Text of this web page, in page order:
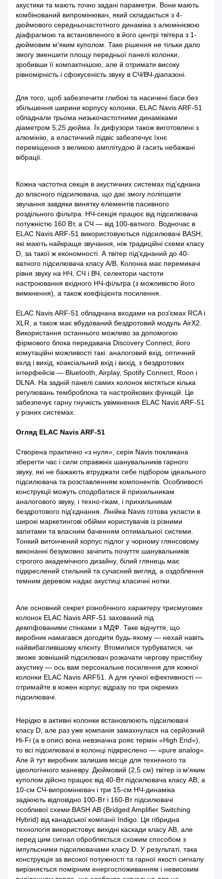
акустики та мають точно задані параметри. Вони мають
комбінований випромінювач, який складається з 4-
дюймового середньочастотного динаміка з алюмінієвою
діафрагмою та встановленого в його центрі твітера з 1-
дюймовим м'яким куполом. Таке рішення не тільки дало
змогу зменшити площу передньої панелі колонки,
зробивши її компактнішою, але й отримати високу
рівномірність і сфокусеність звуку в СЧ/ВЧ-діапазоні.
Для того, щоб забезпечити глибокі та насичені баси без
збільшення ширини корпусу колонки, ELAC Navis ARF-51
обладнали трьома низькочастотними динаміками
діаметром 5,25 дюйма. Їх дифузори також виготовлені з
алюмінію, а еластичний підвіс забезпечує їхнє
переміщення з великою амплітудою й гасить небажані
вібрації.
Кожна частотна секція в акустичних системах під'єднана
до власного підсилювача, що дає змогу поліпшити
звучання завдяки винятку елементів пасивного
роздільного фільтра. НЧ-секція працює від підсилювача
потужністю 160 Вт, а СЧ — від 100-ватного. Водночас в
ELAC Navis ARF-51 використовуються підсилювачі BASH,
які мають найкраще звучання, ніж традиційні схеми класу
D, за такої ж економності. А твітер під'єднаний до 40-
ватного підсилювача класу A/B. Колонка має перемикачі
рівня звуку на НЧ, СЧ і ВЧ, селектори частоти
настроювання вхідного НЧ-фільтра (з можливістю його
вимкнення), а також коефіцієнта посилення.
ELAC Navis ARF-51 обладнана входами на роз'ємах RCA і
XLR, а також має вбудований бездротовий модуль AirX2.
Використання останнього можливо за допомогою
фірмового блока передавача Discovery Connect, його
комутаційні можливості такі: аналоговий вхід, оптичний
вхлд і вихід, коаксіальний вхід і вихід, з бездротових
інтерфейсів — Bluetooth, Airplay, Spotify Connect, Roon і
DLNA. На задній панелі самих колонок містяться кілька
регулювань темброблока та настройкових функцій. Це
забезпечує гарну гнучкість увімкнення ELAC Navis ARF-51
у різних системах.
Огляд ELAC Navis ARF-51
Створена практично «з нуля», серія Navis покликана
зберегти час і сили справжніх шанувальників гарного
звуку, які не бажають втруджати себе підбором ідеального
підсилювача та розставленням компонентів. Особливості
конструкції можуть сподобатися й прихильникам
аналогового звуку, і техно-гікам, і прихильникам
бездротового під'єднання. Лінійка Navis готова укласти в
широкі маркетингові обійми користувачів із різними
запитами та власним баченням оптимальної системи.
Тонкий витончений корпус підлог у чорному глянсовому
виконанні безумовно зачіпить почуття шанувальників
строгого академічного дизайну, білий глянець має
підкреслений стильний та сучасний вигляд, а оздоблення
темним деревом надає акустиці класичні нотки.
Але основний секрет різнобічного характеру трисмугових
колонок ELAC Navis ARF-51 захований під
демпфованими стінками з МДФ. Таке відчуття, що
виробник намагався догодити будь-якому — нехай навіть
найвибагливішому клієнту. Втомилися турбуватися, чи
зможе зовнішній підсилювач розкачати чергову пристібну
акустику — ось вам персональне посилення для кожної
колонки ELAC Navis ARF51. А для гучної ефективності —
отримайте в кожен корпус відразу по три окремих
підсилювачі.
Нерідко в активні колонки встановлюють підсилювачі
класу D, але раз уже компанія замахнулася на серйозний
Hi-Fi (а в описі вона невзначна рояє термін «High End»),
то всі підсилювачі в колонці підкреслено — «pure analog».
Але й тут виробник залишив місце для технічного та
ідеологічного маневру. Дюймовий (2,5 см) твітер із м'яким
куполом дійсно працює від 40-Вт підсилювача класу АВ, а
10-см СЧ-випромінювач і три 15-см НЧ-динаміка
задіюють відповідно 100-Вт і 160-Вт підсилювачі
особливої схеми BASH АВ (Bridged Amplifier Switching
Hybrid) від канадської компанії Indigo. Ця гібридна
технологія використовує вихідні каскади класу АВ, але
перед цим сигнал обробляється схожим способом з
імпульсними підсилювачами класу D. У результаті, така
конструкція за високої потужності та гарної якості сигналу
вирізняється помірним енергоспоживанням і невисоким